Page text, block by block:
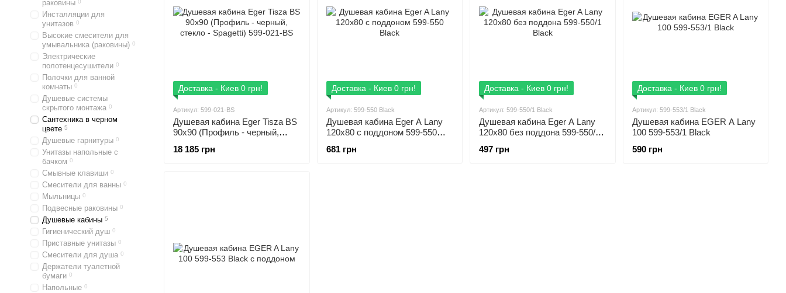
Доставка - Киев 0 грн!
Артикул: 599-021-BS
Душевая кабина Eger Tisza BS
90x90 (Профиль - черный,
18 185 грн
Доставка - Киев 0 грн!
Артикул: 599-550 Black
Душевая кабина Eger A Lany
120x80 с поддоном 599-550
681 грн
Доставка - Киев 0 грн!
Артикул: 599-550/1 Black
Душевая кабина Eger A Lany
120x80 без поддона 599-550/1
497 грн
Доставка - Киев 0 грн!
Артикул: 599-553/1 Black
Душевая кабина EGER A Lany
100 599-553/1 Black
590 грн
раковины 0
Инсталляции для
унитазов 0
Высокие смесители для
умывальника (раковины) 0
Электрические
полотенцесушители 0
Полочки для ванной
комнаты 0
Душевые системы
скрытого монтажа 0
Сантехника в черном
цвете 5
Душевые гарнитуры 0
Унитазы напольные с
бачком 0
Смывные клавиши 0
Смесители для ванны 0
Мыльницы 0
Подвесные раковины 0
Душевые кабины 5
Гигиенический душ 0
Приставные унитазы 0
Смесители для душа 0
Держатели туалетной
бумаги 0
Напольные 0